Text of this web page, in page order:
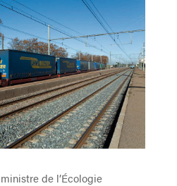
de l’Écologie